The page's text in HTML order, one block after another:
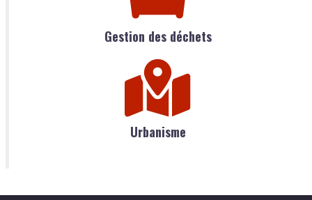
Gestion des déchets
Urbanisme